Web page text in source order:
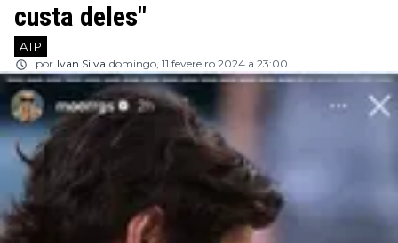
custa deles"
ATP
por Ivan Silva domingo, 11 fevereiro 2024 a 23:00